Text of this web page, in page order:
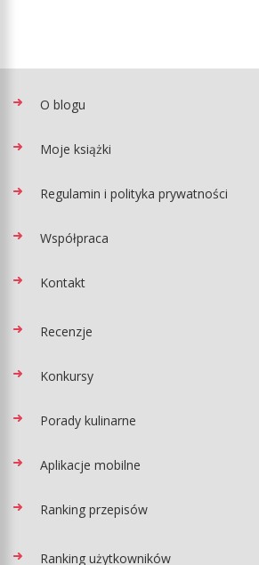
O blogu
Moje książki
Regulamin i polityka prywatności
Współpraca
Kontakt
Recenzje
Konkursy
Porady kulinarne
Aplikacje mobilne
Ranking przepisów
Ranking użytkowników